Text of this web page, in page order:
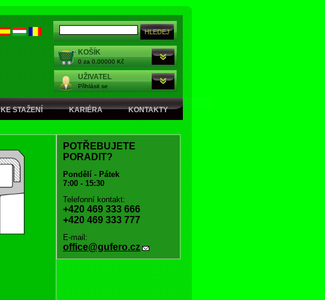
KOŠÍK
0 za 0,00000 Kč
UŽIVATEL
Přihlásit se
KE STAŽENÍ KARIÉRA KONTAKTY
POTŘEBUJETE
PORADIT?
Pondělí - Pátek
7:00 - 15:30
Telefonní kontakt:
+420 469 333 666
+420 469 333 777
E-mail:
office@gufero.cz